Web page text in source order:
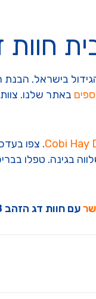
חוות
בישראל.
באתר שלנו.
Cobi Hay. צפו
בגינה. טפלו
עם חוות דג הזהב 8 עכשיו!